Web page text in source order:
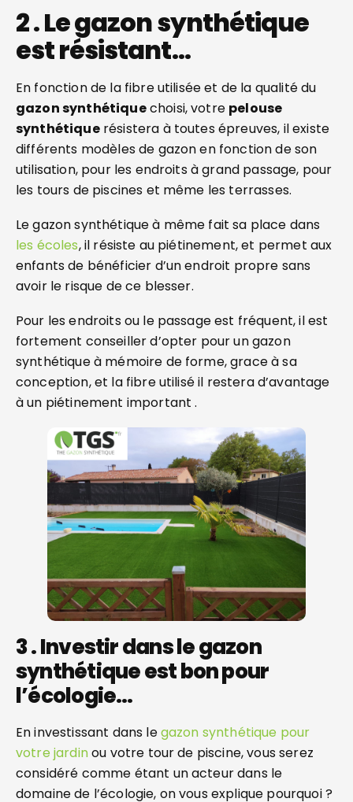
2 . Le gazon synthétique
est résistant…
En fonction de la fibre utilisée et de la qualité du
gazon synthétiquechoisi, votre pelouse
synthétiquerésistera à toutes épreuves, il existe
différents modèles de gazon en fonction de son
utilisation, pour les endroits à grand passage, pour
les tours de piscines et même les terrasses.
Le gazon synthétique à même fait sa place dans
les écoles, il résiste au piétinement, et permet aux
enfants de bénéficier d’un endroit propre sans
avoir le risque de ce blesser.
Pour les endroits ou le passage est fréquent, il est
fortement conseiller d’opter pour un gazon
synthétique à mémoire de forme, grace à sa
conception, et la fibre utilisé il restera d’avantage
à un piétinement important .
3 . Investir dans le gazon
synthétique est bon pour
l’écologie…
En investissant dans legazon synthétique pour
votre jardinou votre tour de piscine, vous serez
considéré comme étant un acteur dans le
domaine de l’écologie, on vous explique pourquoi ?